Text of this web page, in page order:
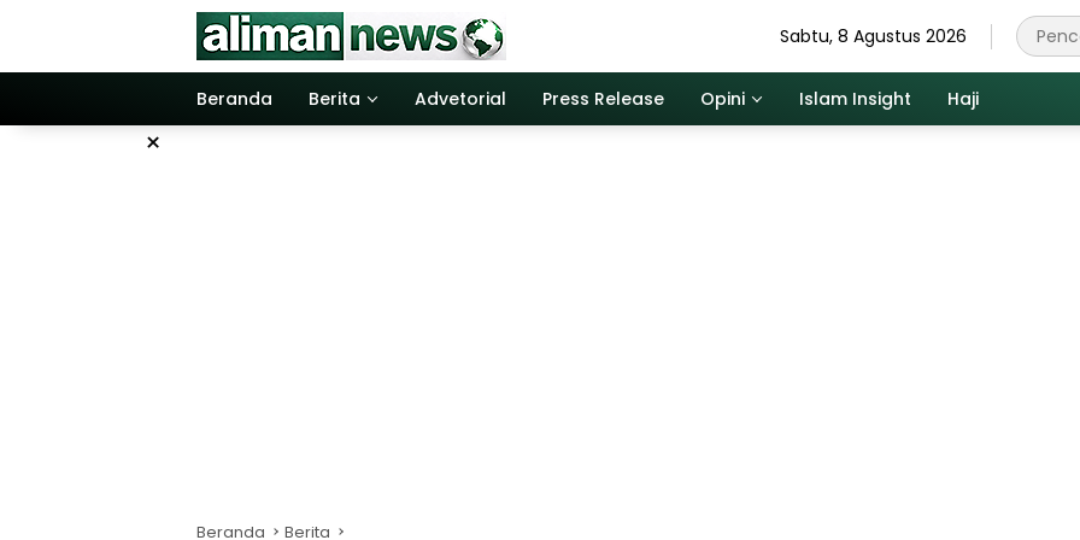
Sabtu, 8 Agustus 2026
Beranda Berita Advetorial Press Release Opini Islam Insight Haji
×
Beranda Berita